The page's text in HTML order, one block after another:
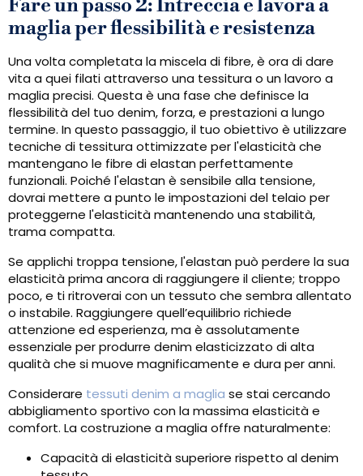
Fare un passo 2: Intreccia e lavora a
maglia per flessibilità e resistenza
Una volta completata la miscela di fibre, è ora di dare
vita a quei filati attraverso una tessitura o un lavoro a
maglia precisi. Questa è una fase che definisce la
flessibilità del tuo denim, forza, e prestazioni a lungo
termine. In questo passaggio, il tuo obiettivo è utilizzare
tecniche di tessitura ottimizzate per l'elasticità che
mantengano le fibre di elastan perfettamente
funzionali. Poiché l'elastan è sensibile alla tensione,
dovrai mettere a punto le impostazioni del telaio per
proteggerne l'elasticità mantenendo una stabilità,
trama compatta.
Se applichi troppa tensione, l'elastan può perdere la sua
elasticità prima ancora di raggiungere il cliente; troppo
poco, e ti ritroverai con un tessuto che sembra allentato
o instabile. Raggiungere quell’equilibrio richiede
attenzione ed esperienza, ma è assolutamente
essenziale per produrre denim elasticizzato di alta
qualità che si muove magnificamente e dura per anni.
Considerare tessuti denim a maglia se stai cercando
abbigliamento sportivo con la massima elasticità e
comfort. La costruzione a maglia offre naturalmente:
Capacità di elasticità superiore rispetto al denim